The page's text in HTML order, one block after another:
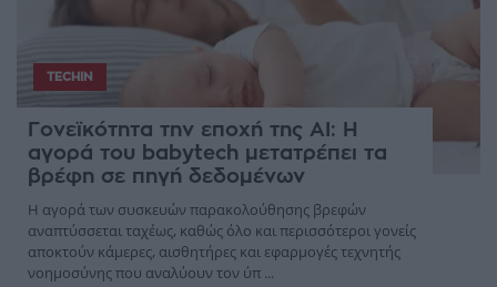
TECHIN
Γονεϊκότητα την εποχή της AI: Η
αγορά του babytech μετατρέπει τα
βρέφη σε πηγή δεδομένων
Η αγορά των συσκευών παρακολούθησης βρεφών
αναπτύσσεται ταχέως, καθώς όλο και περισσότεροι γονείς
αποκτούν κάμερες, αισθητήρες και εφαρμογές τεχνητής
νοημοσύνης που αναλύουν τον ύπ ...